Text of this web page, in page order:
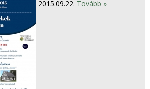
2015.09.22. Tovább »